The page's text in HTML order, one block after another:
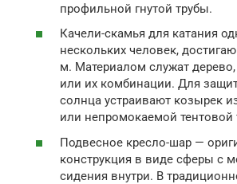
профильной гнутой трубы.
Качели-скамья для катания
нескольких человек,
м. Материалом служат
или их комбинации. Для
солнца устраивают козырек
или непромокаемой тентовой
Подвесное кресло-шар —
конструкция в виде сферы с
сидения внутри. В